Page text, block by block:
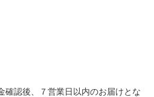
確認後、７営業日以内のお届けとな